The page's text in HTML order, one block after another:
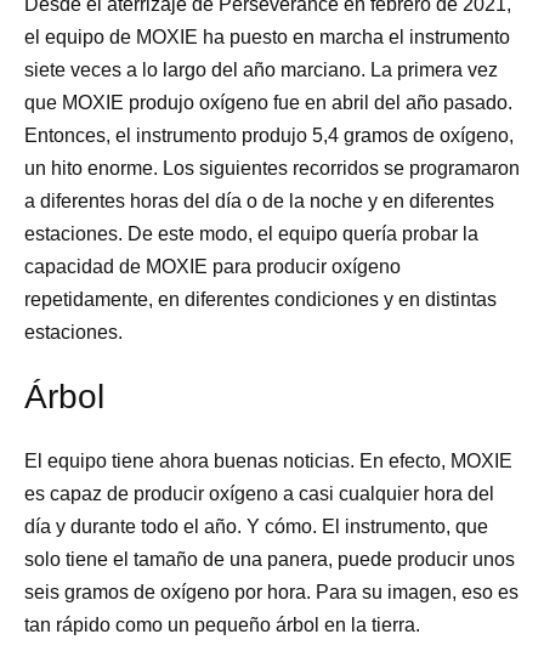
el equipo de MOXIE ha puesto en marcha el instrumento
siete veces a lo largo del año marciano. La primera vez
que MOXIE produjo oxígeno fue en abril del año pasado.
Entonces, el instrumento produjo 5,4 gramos de oxígeno,
un hito enorme. Los siguientes recorridos se programaron
a diferentes horas del día o de la noche y en diferentes
estaciones. De este modo, el equipo quería probar la
capacidad de MOXIE para producir oxígeno
repetidamente, en diferentes condiciones y en distintas
estaciones.
Árbol
El equipo tiene ahora buenas noticias. En efecto, MOXIE
es capaz de producir oxígeno a casi cualquier hora del
día y durante todo el año. Y cómo. El instrumento, que
solo tiene el tamaño de una panera, puede producir unos
seis gramos de oxígeno por hora. Para su imagen, eso es
tan rápido como un pequeño árbol en la tierra.